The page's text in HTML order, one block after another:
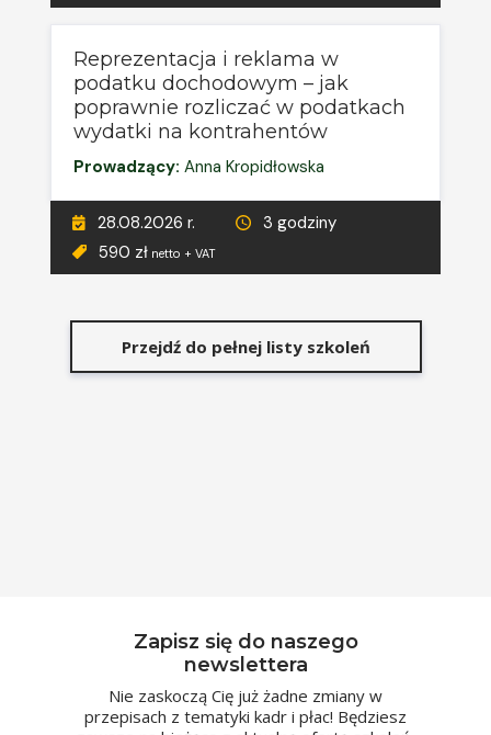
Reprezentacja i reklama w
podatku dochodowym – jak
poprawnie rozliczać w podatkach
wydatki na kontrahentów
Prowadzący: Anna Kropidłowska
28.08.2026 r.
3 godziny
590 zł netto + VAT
Przejdź do pełnej listy szkoleń
Zapisz się do naszego
newslettera
Nie zaskoczą Cię już żadne zmiany w
przepisach z tematyki kadr i płac! Będziesz